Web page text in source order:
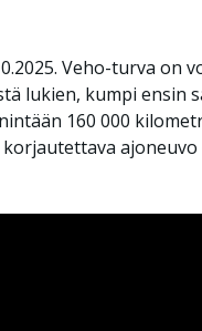
Veho-turva on
lukien, kumpi
160 000